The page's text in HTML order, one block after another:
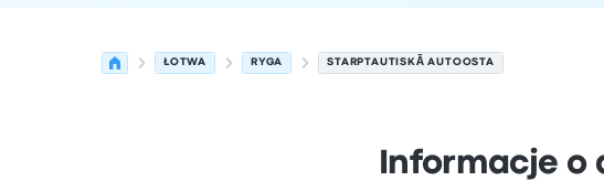
ŁOTWA RYGA STARPTAUTISKĀ AUTOOSTA
Informacje o